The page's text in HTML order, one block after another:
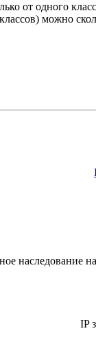
от одного
можно
наследование на
IP